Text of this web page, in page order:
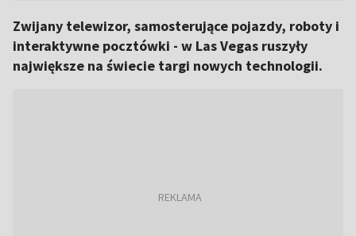
Zwijany telewizor, samosterujące pojazdy, roboty i
interaktywne pocztówki - w Las Vegas ruszyły
największe na świecie targi nowych technologii.